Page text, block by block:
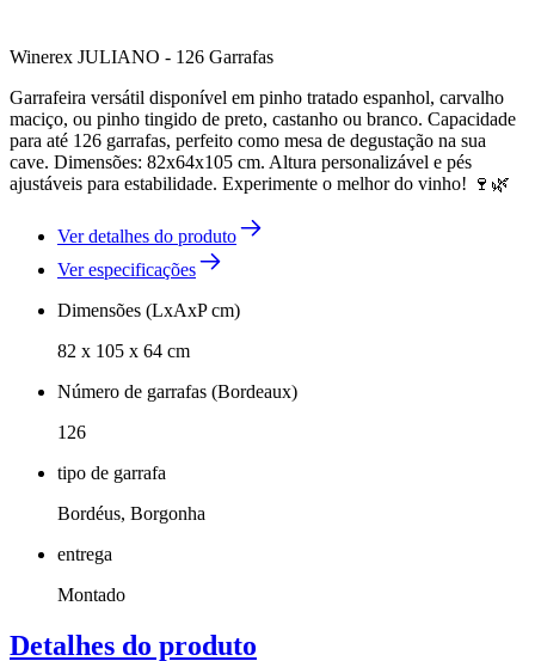
Winerex JULIANO - 126 Garrafas
Garrafeira versátil disponível em pinho tratado espanhol, carvalho
maciço, ou pinho tingido de preto, castanho ou branco. Capacidade
para até 126 garrafas, perfeito como mesa de degustação na sua
cave. Dimensões: 82x64x105 cm. Altura personalizável e pés
ajustáveis para estabilidade. Experimente o melhor do vinho! 🍷🌿
Ver detalhes do produto
Ver especificações
Dimensões (LxAxP cm)
82 x 105 x 64 cm
Número de garrafas (Bordeaux)
126
tipo de garrafa
Bordéus, Borgonha
entrega
Montado
Detalhes do produto